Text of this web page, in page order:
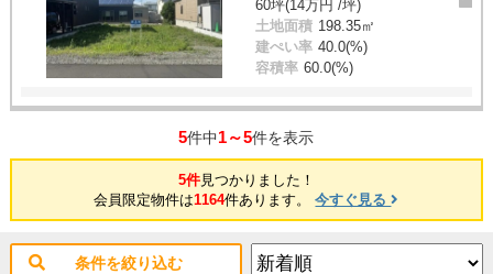
60坪(14万円 /坪)
土地面積 198.35㎡
建ぺい率 40.0(%)
容積率 60.0(%)
5件中1～5件を表示
5件見つかりました！
会員限定物件は1164件あります。今すぐ見る
条件を絞り込む